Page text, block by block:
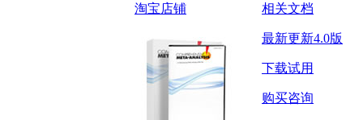
淘宝店铺 相关文档
最新更新4.0版
下载试用
购买咨询